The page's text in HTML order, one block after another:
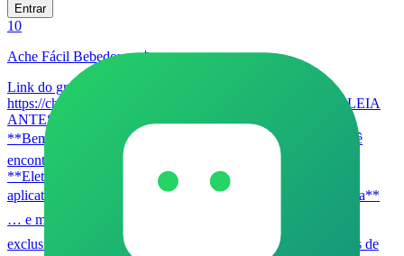
Entrar
10
Ache Fácil Bebedouro 📳
Link do grupo:
https://chat.whatsapp.com/CvoPZF6pkso9okgmbbTrUC _*LEIA
ANTES DE PERGUNTAR OU PUBLICAR ALGO:*_ 👋
**Bem-vindo ao Ache Fácil Bebedouro!** 🔧🚗🛠️ Aqui você
encontra e divulga serviços profissionais, como: - 🔌
**Eletricistas** - 🚰 **Encanadores** - 🚕 **Motoristas de
aplicativo** - 🎨 **Pintores** - 💻 **Técnicos em informática**
… e muito mais! ⚠️ **Proibido venda de produtos** — foco
exclusivo em serviços. ⚠️ **Não publicar ou mencionar vagas de